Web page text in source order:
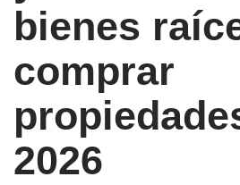
bienes
comprar
2026